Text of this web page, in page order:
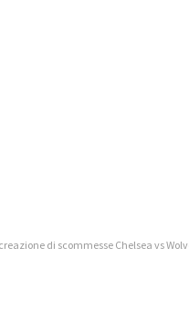
di scommesse Chelsea vs